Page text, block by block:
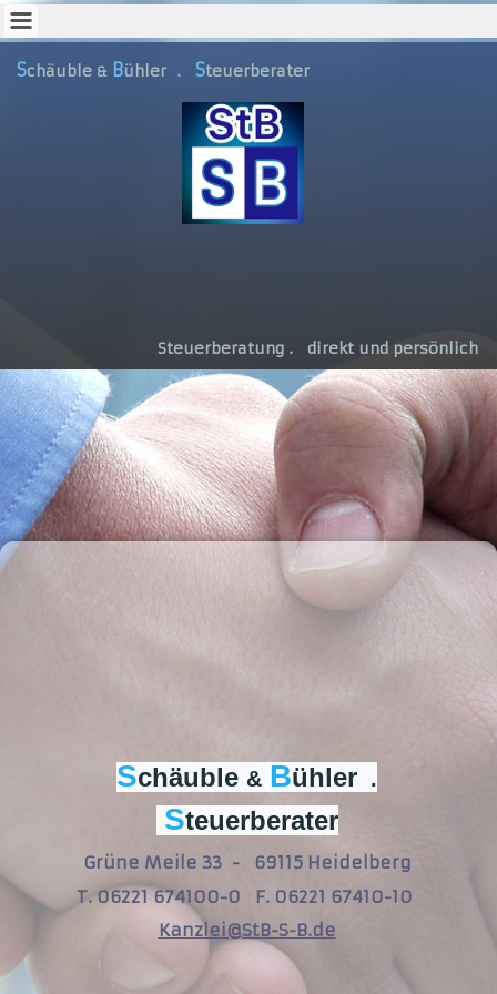
Schäuble & Bühler . Steuerberater
Steuerberatung . direkt und persönlich
Schäuble & Bühler .
Steuerberater
Grüne Meile 33 - 69115 Heidelberg
T. 06221 674100-0 F. 06221 67410-10
Kanzlei@StB-S-B.de